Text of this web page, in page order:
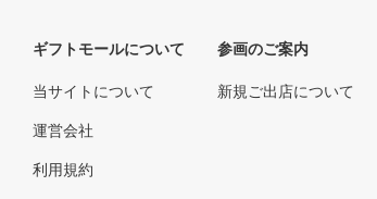
ギフトモールについて
当サイトについて
運営会社
利用規約
参画のご案内
新規ご出店について